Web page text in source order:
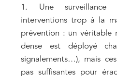
1. Une surveillance
interventions trop à la
prévention : un véritable
dense est déployé
signalements…), mais
pas suffisantes pour